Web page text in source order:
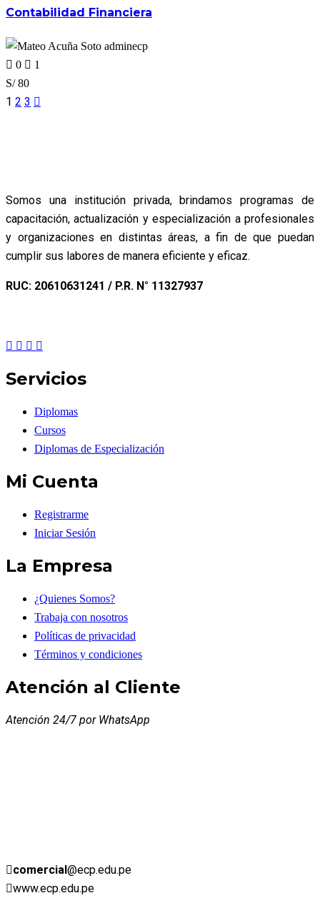
Contabilidad Financiera
adminecp
0
1
S/ 80
1 2 3
Somos una institución privada, brindamos programas de
capacitación, actualización y especialización a profesionales
y organizaciones en distintas áreas, a fin de que puedan
cumplir sus labores de manera eficiente y eficaz.
RUC: 20610631241 / P.R. N° 11327937
Servicios
Diplomas
Cursos
Diplomas de Especialización
Mi Cuenta
Registrarme
Iniciar Sesión
La Empresa
¿Quienes Somos?
Trabaja con nosotros
Políticas de privacidad
Términos y condiciones
Atención al Cliente
Atención 24/7 por WhatsApp
comercial@ecp.edu.pe
www.ecp.edu.pe